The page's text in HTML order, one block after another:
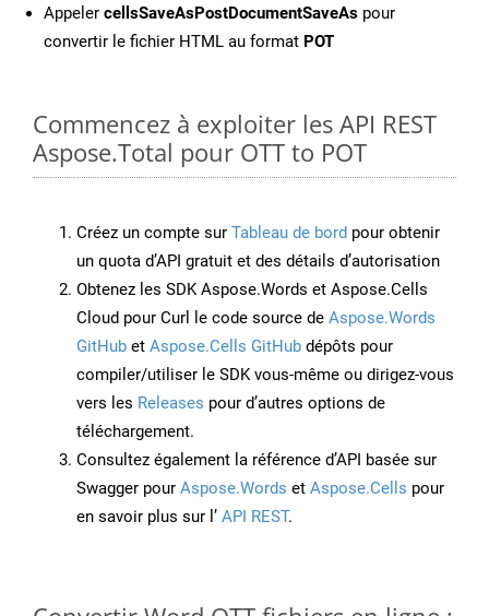
Appeler cellsSaveAsPostDocumentSaveAs pour
convertir le fichier HTML au format POT
Commencez à exploiter les API REST
Aspose.Total pour OTT to POT
Créez un compte sur Tableau de bord pour obtenir
un quota d’API gratuit et des détails d’autorisation
Obtenez les SDK Aspose.Words et Aspose.Cells
Cloud pour Curl le code source de Aspose.Words
GitHub et Aspose.Cells GitHub dépôts pour
compiler/utiliser le SDK vous-même ou dirigez-vous
vers les Releases pour d’autres options de
téléchargement.
Consultez également la référence d’API basée sur
Swagger pour Aspose.Words et Aspose.Cells pour
en savoir plus sur l’ API REST.